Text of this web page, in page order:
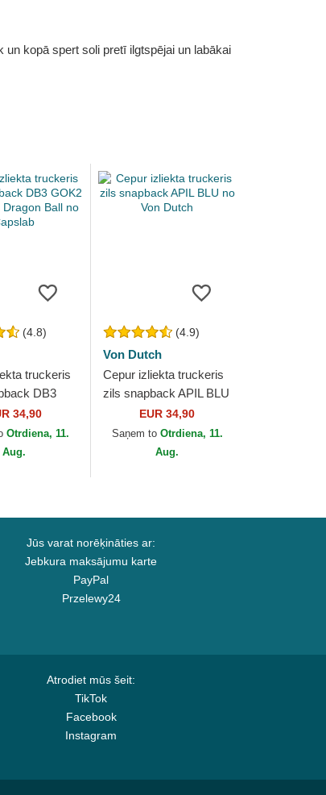
kopā spert soli pretī ilgtspējai un labākai
(4.8)
truckeris
DB3
Goku
no Capslab
34,90
Otrdiena, 11.
Aug.
(4.9)
Von Dutch
Cepur izliekta truckeris
zils snapback APIL BLU
no Von Dutch
EUR 34,90
Saņem to Otrdiena, 11.
Aug.
Jūs varat norēķināties ar:
Jebkura maksājumu karte
PayPal
Przelewy24
Atrodiet mūs šeit:
TikTok
Facebook
Instagram